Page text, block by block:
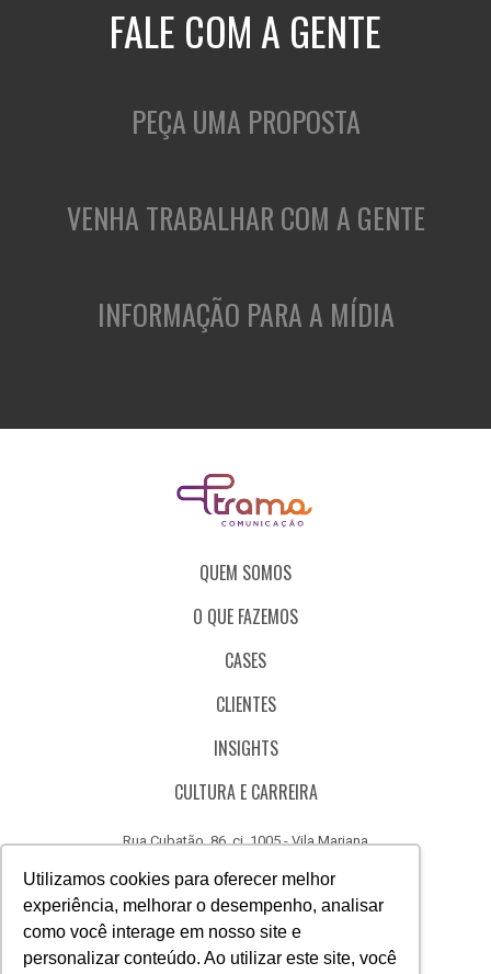
Utilizamos cookies para oferecer melhor
experiência, melhorar o desempenho, analisar
como você interage em nosso site e
personalizar conteúdo. Ao utilizar este site, você
FALE COM A GENTE
PEÇA UMA PROPOSTA
VENHA TRABALHAR COM A GENTE
INFORMAÇÃO PARA A MÍDIA
QUEM SOMOS
O QUE FAZEMOS
CASES
CLIENTES
INSIGHTS
CULTURA E CARREIRA
Rua Cubatão, 86, cj. 1005 - Vila Mariana
CÓDIGO DE ÉTICA
CANAL DE DENÚNCIAS